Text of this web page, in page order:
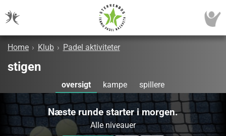
Home › Klub › Padel aktiviteter
stigen
oversigt kampe spillere
Næste runde starter i morgen.
Alle niveauer